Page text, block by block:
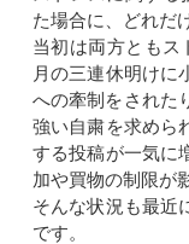
た場合に、どれだ
当初は両方ともス
月の三連休明けに
への牽制をされた
強い自粛を求めら
する投稿が一気に
加や買物の制限が
そんな状況も最近
です。